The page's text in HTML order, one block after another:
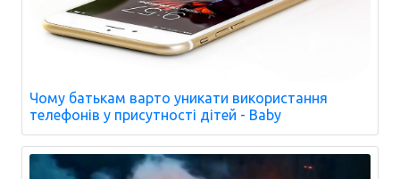
Чому батькам варто уникати використання
телефонів у присутності дітей - Baby